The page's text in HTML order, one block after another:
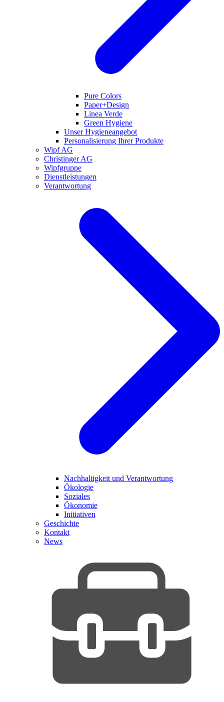
Pure Colors
Paper+Design
Linea Verde
Green Hygiene
Unser Hygieneangebot
Personalisierung Ihrer Produkte
Wipf AG
Christinger AG
Wipfgruppe
Dienstleistungen
Verantwortung
Nachhaltigkeit und Verantwortung
Ökologie
Soziales
Ökonomie
Initiativen
Geschichte
Kontakt
News